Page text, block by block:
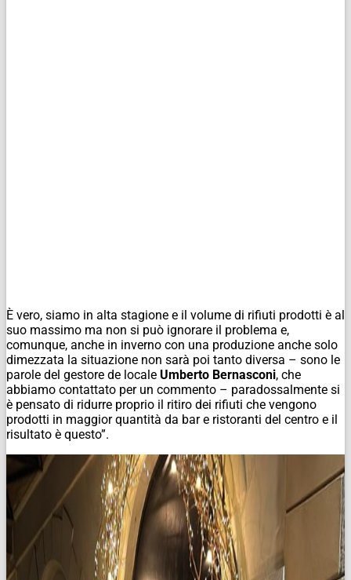
È vero, siamo in alta stagione e il volume di rifiuti prodotti è al
suo massimo ma non si può ignorare il problema e,
comunque, anche in inverno con una produzione anche solo
dimezzata la situazione non sarà poi tanto diversa – sono le
parole del gestore de locale Umberto Bernasconi, che
abbiamo contattato per un commento – paradossalmente si
è pensato di ridurre proprio il ritiro dei rifiuti che vengono
prodotti in maggior quantità da bar e ristoranti del centro e il
risultato è questo”.